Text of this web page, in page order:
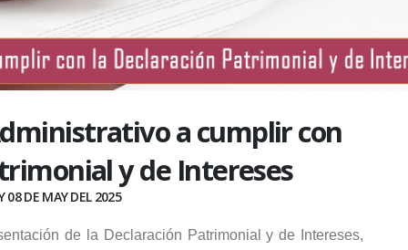
a cumplir con
y de Intereses
08 DE MAY DEL 2025
de la Declaración Patrimonial y de Intereses,